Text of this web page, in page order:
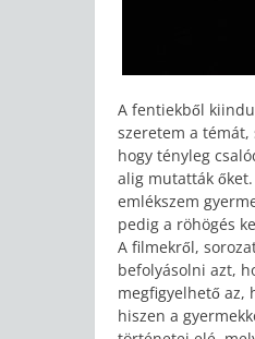
A fentiekből
szeretem a
hogy tényleg
alig mutatták
emlékszem
pedig a röhögés
A filmekről,
befolyásolni azt,
megfigyelhető az,
hiszen a